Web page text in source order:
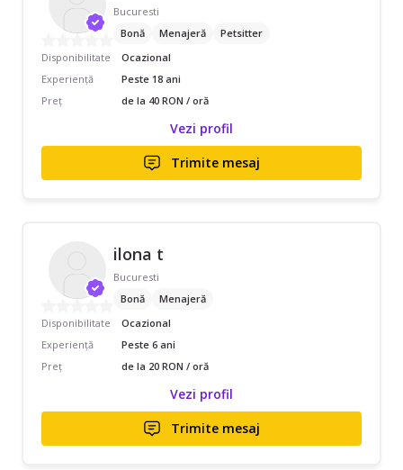
Bucuresti
Bonă
Menajeră
Petsitter
Disponibilitate
Ocazional
Experiență
Peste 18 ani
Preț
de la 40 RON / oră
Vezi profil
Trimite mesaj
ilona t
Bucuresti
Bonă
Menajeră
Disponibilitate
Ocazional
Experiență
Peste 6 ani
Preț
de la 20 RON / oră
Vezi profil
Trimite mesaj